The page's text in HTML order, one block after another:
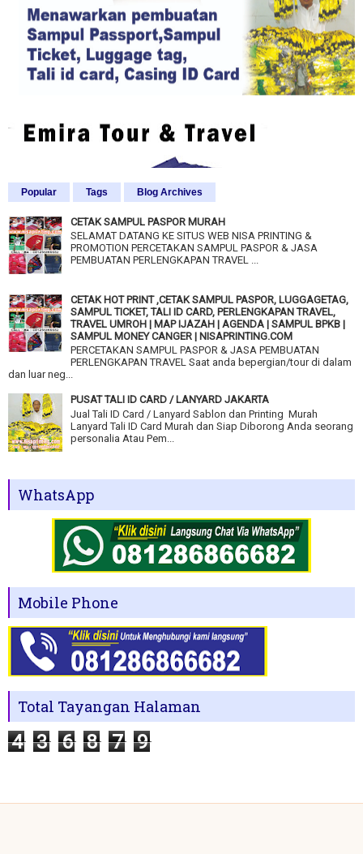
Popular Tags Blog Archives
CETAK SAMPUL PASPOR MURAH
SELAMAT DATANG KE SITUS WEB NISA PRINTING &
PROMOTION PERCETAKAN SAMPUL PASPOR & JASA
PEMBUATAN PERLENGKAPAN TRAVEL ...
CETAK HOT PRINT ,CETAK SAMPUL PASPOR, LUGGAGETAG,
SAMPUL TICKET, TALI ID CARD, PERLENGKAPAN TRAVEL,
TRAVEL UMROH | MAP IJAZAH | AGENDA | SAMPUL BPKB |
SAMPUL MONEY CANGER | NISAPRINTING.COM
PERCETAKAN SAMPUL PASPOR & JASA PEMBUATAN
PERLENGKAPAN TRAVEL Saat anda bepergian/tour di dalam
dan luar neg...
PUSAT TALI ID CARD / LANYARD JAKARTA
Jual Tali ID Card / Lanyard Sablon dan Printing Murah
Lanyard Tali ID Card Murah dan Siap Diborong Anda seorang
personalia Atau Pem...
WhatsApp
Mobile Phone
Total Tayangan Halaman
4 3 6 8 7 9